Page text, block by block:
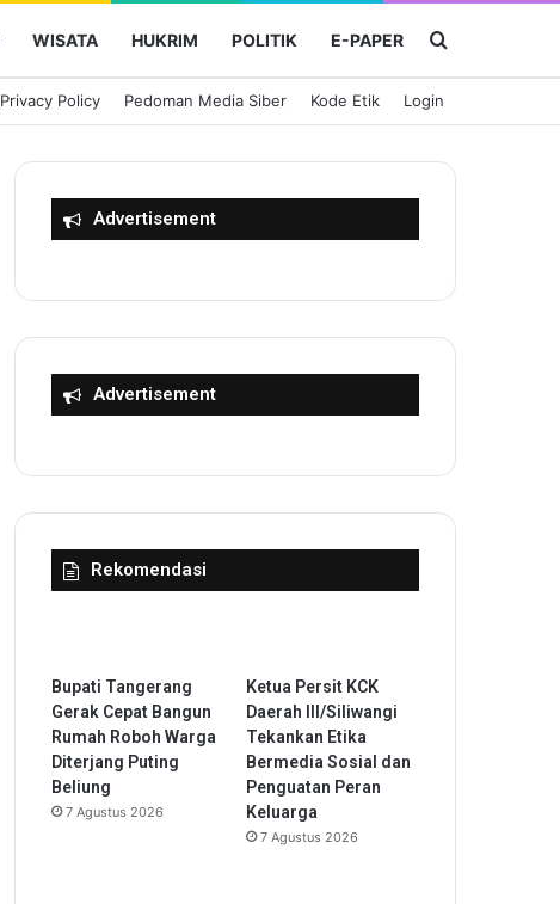
WISATA HUKRIM POLITIK E-PAPER Cari Berita
Privacy Policy Pedoman Media Siber Kode Etik Login
Advertisement
Advertisement
Rekomendasi
Bupati Tangerang
Gerak Cepat Bangun
Rumah Roboh Warga
Diterjang Puting
Beliung
7 Agustus 2026
Ketua Persit KCK
Daerah III/Siliwangi
Tekankan Etika
Bermedia Sosial dan
Penguatan Peran
Keluarga
7 Agustus 2026